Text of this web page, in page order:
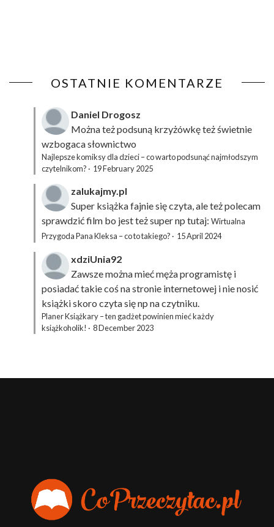
OSTATNIE KOMENTARZE
Daniel Drogosz
Można też podsuną krzyżówkęteż świetnie
wzbogaca słownictwo
Najlepsze komiksy dla dzieci – co warto podsunąć najmłodszym
czytelnikom? · 19 February 2025
zalukajmy.pl
Super książka fajnie się czyta, ale też polecam
sprawdzić film bo jest też super np tutaj: Wirtualna
Przygoda Pana Kleksa – co to takiego? · 15 April 2024
xdziUnia92
Zawsze można mieć męża programistę i
posiadać takie coś na stronie internetowej i nie nosić
książki skoro czyta się np na czytniku.
Planer Książkary – ten gadżet powinien mieć każdy
książkoholik! · 8 December 2023